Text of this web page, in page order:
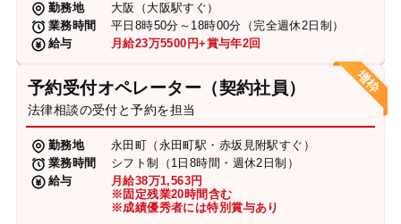
勤務地
大阪（大阪駅すぐ）
業務時間
平日8時50分～18時00分（完全週休2日制）
給与
月給23万5500円+賞与年2回
予約受付オペレーター（契約社員）
法律相談の受付と予約を担当
勤務地
永田町（永田町駅・赤坂見附駅すぐ）
業務時間
シフト制（1日8時間・週休2日制）
給与
月給38万1,563円
※固定残業20時間含む
※成績優秀者には特別賞与あり